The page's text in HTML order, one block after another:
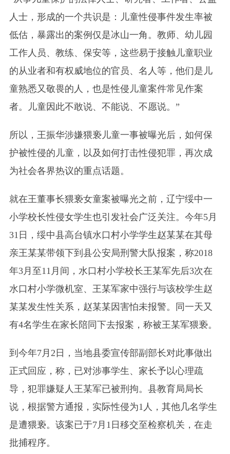
人士，形成的一个共识是：儿童性侵事件发生率被
低估，暴露出的案例仅是冰山一角。教师、幼儿园
工作人员、教练、保安等，这些易于接触儿童职业
的从业者和有权威地位的官员、名人等，他们是儿
童熟悉又敬畏的人，也是性侵儿童案件常见作案
者。儿童因此不敢说、不能说、不愿说。”
所以，王振华涉嫌猥亵儿童一事被曝光后，如何保
护被性侵的儿童，以及如何打击性侵犯罪，再次成
为社会各界热议的重点话题。
就在王董事长猥亵女童案被曝光之前，辽宁绥中一
小学校长性侵女学生也引发社会广泛关注。今年5月
31日，绥中县高台镇水口村小学学生赵某某在其母
亲王某某带领下到县公安局刑警大队报案，称2018
年3月至11月间，水口村小学校长王某军先后3次在
水口村小学微机室、王某军家中强行与该校学生赵
某某发生性关系，赵某某因害怕未报警。同一天又
有4名学生在家长陪同下去报案，称被王某军猥亵。
到今年7月2日，当地县委宣传部副部长对此事做出
正式回应，称，已对涉事学生、家长予以心理疏
导，犯罪嫌疑人王某军已被刑拘。县教育局局长
说，根据警方通报，实际性侵为1人，其他几名学生
是遭猥亵。该案已于7月1日移交至检察机关，在走
批捕程序。